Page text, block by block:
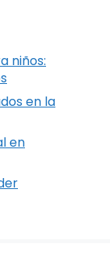
niños:
en la
en